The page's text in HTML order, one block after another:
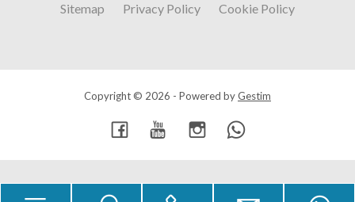
Sitemap Privacy Policy Cookie Policy
Copyright © 2026 - Powered byGestim